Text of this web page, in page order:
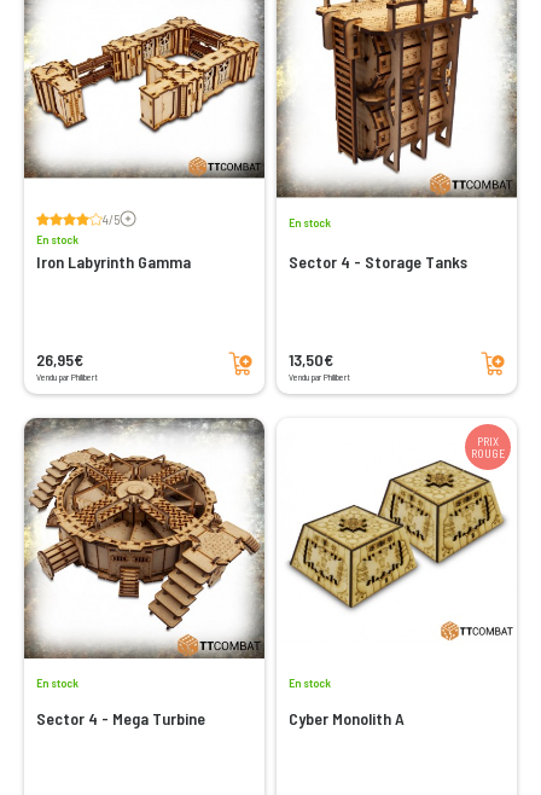
4/5Voir les avis
En stock
Iron Labyrinth Gamma
26,95€
Vendu par Philibert
Ajouter au panier
En stock
Sector 4 - Storage Tanks
13,50€
Vendu par Philibert
Ajouter au panier
En stock
Sector 4 - Mega Turbine
PRIX
ROUGE
En stock
Cyber Monolith A